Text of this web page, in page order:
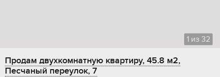
1 из 32
Продам двухкомнатную квартиру, 45.8 м2,
Песчаный переулок, 7